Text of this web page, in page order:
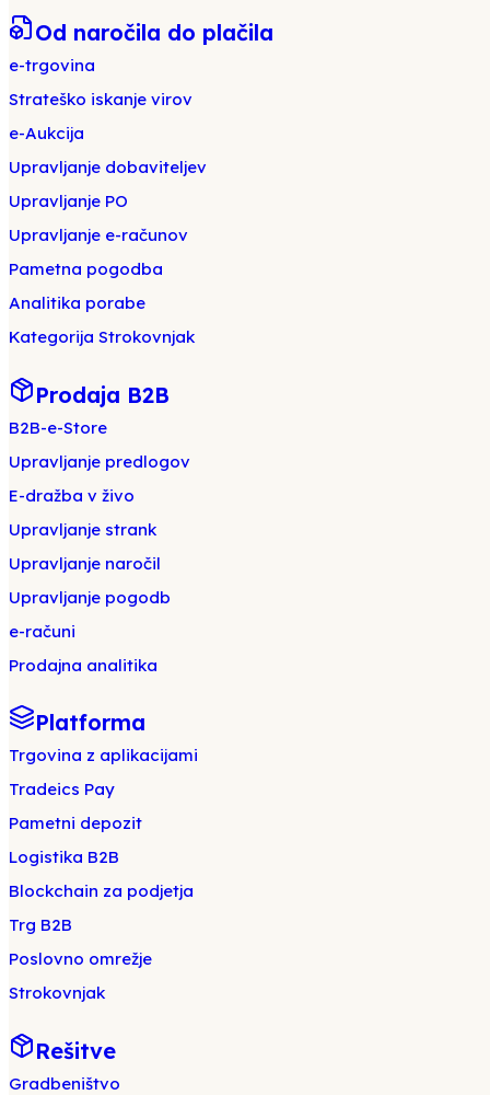
Od naročila do plačila
e-trgovina
Strateško iskanje virov
e-Aukcija
Upravljanje dobaviteljev
Upravljanje PO
Upravljanje e-računov
Pametna pogodba
Analitika porabe
Kategorija Strokovnjak
Prodaja B2B
B2B-e-Store
Upravljanje predlogov
E-dražba v živo
Upravljanje strank
Upravljanje naročil
Upravljanje pogodb
e-računi
Prodajna analitika
Platforma
Trgovina z aplikacijami
Tradeics Pay
Pametni depozit
Logistika B2B
Blockchain za podjetja
Trg B2B
Poslovno omrežje
Strokovnjak
Rešitve
Gradbeništvo